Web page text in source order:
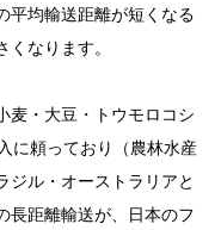
平均輸送距離が短くなる
なります。
麦・大豆・トウモロコシ
に頼っており（農林水産
ジル・オーストラリアと
長距離輸送が、日本のフ